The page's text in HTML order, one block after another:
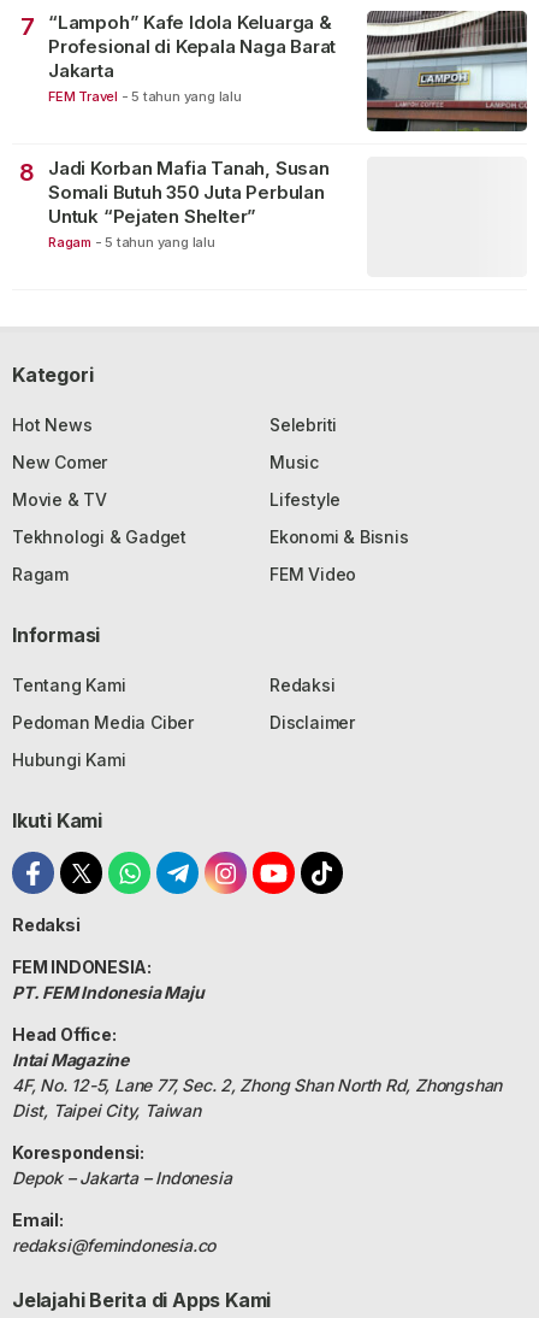
7
“Lampoh” Kafe Idola Keluarga &
Profesional di Kepala Naga Barat
Jakarta
FEM Travel - 5 tahun yang lalu
8
Jadi Korban Mafia Tanah, Susan
Somali Butuh 350 Juta Perbulan
Untuk “Pejaten Shelter”
Ragam - 5 tahun yang lalu
Kategori
Hot News
Selebriti
New Comer
Music
Movie & TV
Lifestyle
Tekhnologi & Gadget
Ekonomi & Bisnis
Ragam
FEM Video
Informasi
Tentang Kami
Redaksi
Pedoman Media Ciber
Disclaimer
Hubungi Kami
Ikuti Kami
Redaksi
FEM INDONESIA:
PT. FEM Indonesia Maju
Head Office:
Intai Magazine
4F, No. 12-5, Lane 77, Sec. 2, Zhong Shan North Rd, Zhongshan
Dist, Taipei City, Taiwan
Korespondensi:
Depok – Jakarta – Indonesia
Email:
redaksi@femindonesia.co
Jelajahi Berita di Apps Kami